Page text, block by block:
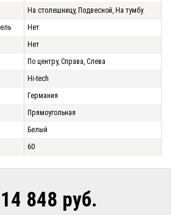
На столешницу, Подвесной, На тумбу
Нет
Нет
По центру, Справа, Слева
Hi-tech
Германия
Прямоугольная
Белый
60
848 руб.